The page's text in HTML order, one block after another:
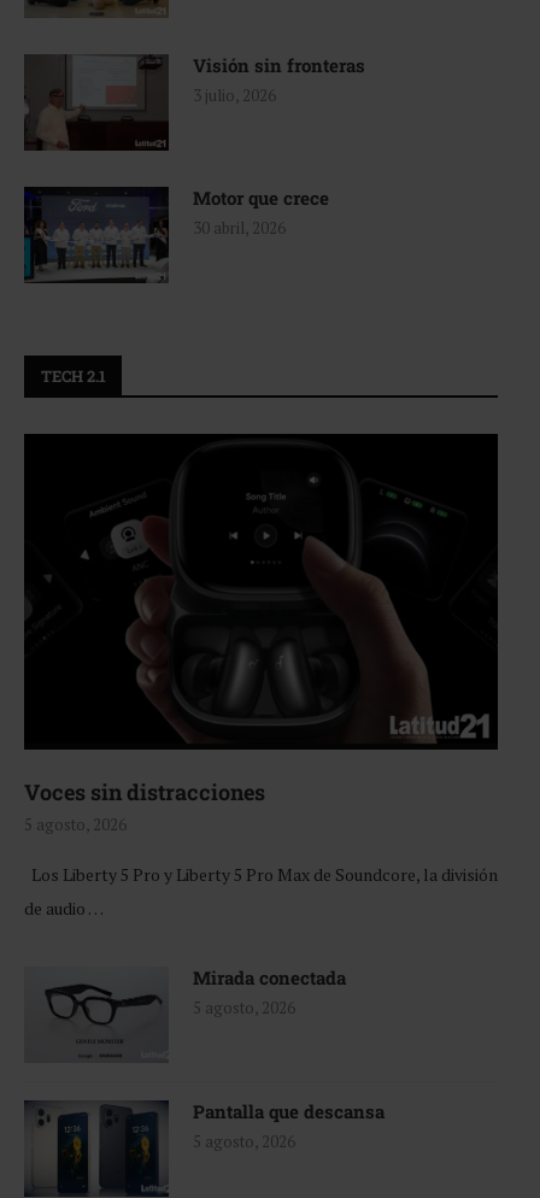
Visión sin fronteras
3 julio, 2026
Motor que crece
30 abril, 2026
TECH 2.1
Voces sin distracciones
5 agosto, 2026
Los Liberty 5 Pro y Liberty 5 Pro Max de Soundcore, la división
de audio …
Mirada conectada
5 agosto, 2026
Pantalla que descansa
5 agosto, 2026